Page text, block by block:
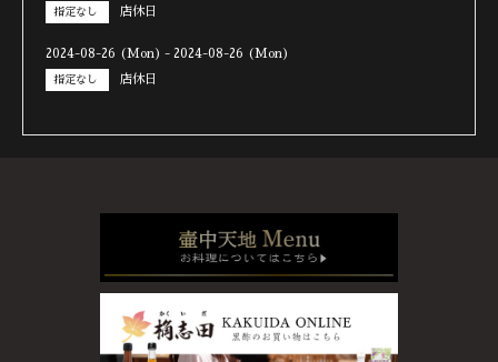
指定なし 店休日
2024-08-26 (Mon) - 2024-08-26 (Mon)
指定なし 店休日